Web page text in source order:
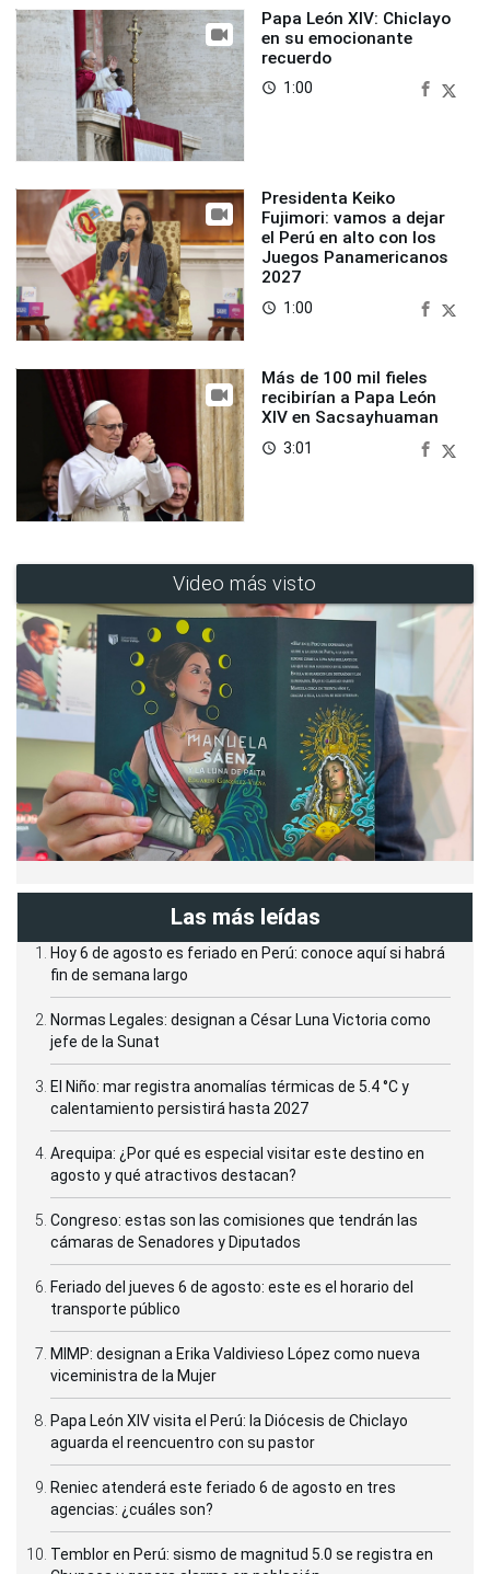
Papa León XIV: Chiclayo
en su emocionante
recuerdo
access_time 1:00
Presidenta Keiko
Fujimori: vamos a dejar
el Perú en alto con los
Juegos Panamericanos
2027
access_time 1:00
Más de 100 mil fieles
recibirían a Papa León
XIV en Sacsayhuaman
access_time 3:01
Video más visto
Las más leídas
Hoy 6 de agosto es feriado en Perú: conoce aquí si habrá
fin de semana largo
Normas Legales: designan a César Luna Victoria como
jefe de la Sunat
El Niño: mar registra anomalías térmicas de 5.4 °C y
calentamiento persistirá hasta 2027
Arequipa: ¿Por qué es especial visitar este destino en
agosto y qué atractivos destacan?
Congreso: estas son las comisiones que tendrán las
cámaras de Senadores y Diputados
Feriado del jueves 6 de agosto: este es el horario del
transporte público
MIMP: designan a Erika Valdivieso López como nueva
viceministra de la Mujer
Papa León XIV visita el Perú: la Diócesis de Chiclayo
aguarda el reencuentro con su pastor
Reniec atenderá este feriado 6 de agosto en tres
agencias: ¿cuáles son?
Temblor en Perú: sismo de magnitud 5.0 se registra en